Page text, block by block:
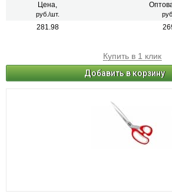
Цена,
руб./шт.
281.98
Купить в 1 клик
Добавить в корзину